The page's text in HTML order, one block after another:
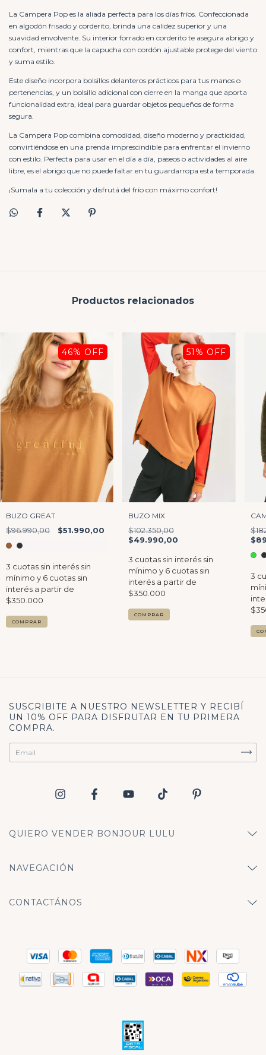
La Campera Pop es la aliada perfecta para los días fríos. Confeccionada
en algodón frisado y corderito, brinda una calidez superior y una
suavidad envolvente. Su interior forrado en corderito te asegura abrigo y
confort, mientras que la capucha con cordón ajustable protege del viento
y suma estilo.
Este diseño incorpora bolsillos delanteros prácticos para tus manos o
pertenencias, y un bolsillo adicional con cierre en la manga que aporta
funcionalidad extra, ideal para guardar objetos pequeños de forma
segura.
La Campera Pop combina comodidad, diseño moderno y practicidad,
convirtiéndose en una prenda imprescindible para enfrentar el invierno
con estilo. Perfecta para usar en el día a día, paseos o actividades al aire
libre, es el abrigo que no puede faltar en tu guardarropa esta temporada.
¡Sumala a tu colección y disfrutá del frío con máximo confort!
Productos relacionados
46% OFF
BUZO GREAT
$96.990,00 $51.990,00
COMPRAR
51 % OFF
BUZO MIX
$102.350,00
$49.990,00
COMPRAR
SUSCRIBITE A NUESTRO NEWSLETTER Y RECIBÍ
UN 10% OFF PARA DISFRUTAR EN TU PRIMERA
COMPRA.
QUIERO VENDER BONJOUR LULU
NAVEGACIÓN
CONTACTÁNOS